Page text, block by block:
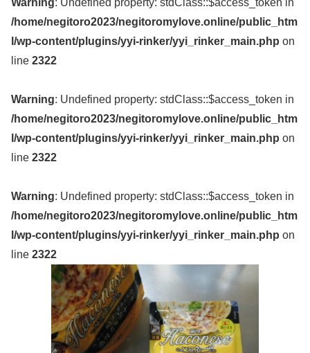
/home/negitoro2023/negitoromylove.online/public_htm
l/wp-content/plugins/yyi-rinker/yyi_rinker_main.php on
line 2322
Warning: Undefined property: stdClass::$access_token in
/home/negitoro2023/negitoromylove.online/public_htm
l/wp-content/plugins/yyi-rinker/yyi_rinker_main.php on
line 2322
Warning: Undefined property: stdClass::$access_token in
/home/negitoro2023/negitoromylove.online/public_htm
l/wp-content/plugins/yyi-rinker/yyi_rinker_main.php on
line 2322